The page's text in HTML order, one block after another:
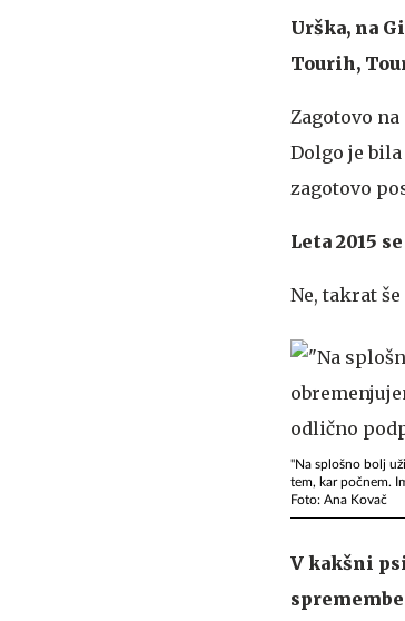
Urška, na
Tourih,
Zagotovo
Dolgo je
zagotovo
Leta 2015
Ne, takrat
"Na splošno bolj
tem, kar počnem.
Foto: Ana Kovač
V kakšni